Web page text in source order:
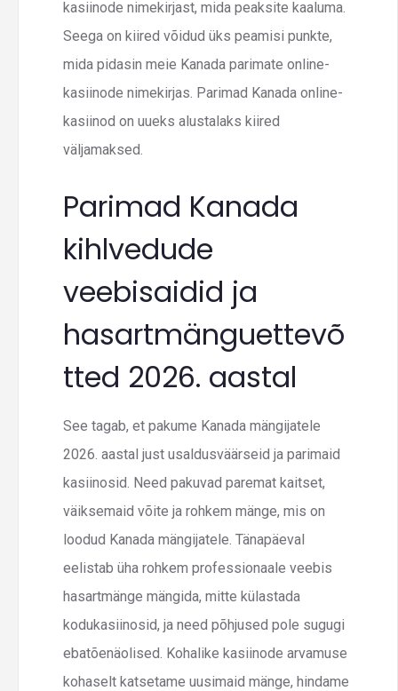
kasiinode nimekirjast, mida peaksite kaaluma.
Seega on kiired võidud üks peamisi punkte,
mida pidasin meie Kanada parimate online-
kasiinode nimekirjas. Parimad Kanada online-
kasiinod on uueks alustalaks kiired
väljamaksed.
Parimad Kanada
kihlvedude
veebisaidid ja
hasartmänguettevõ
tted 2026. aastal
See tagab, et pakume Kanada mängijatele
2026. aastal just usaldusväärseid ja parimaid
kasiinosid. Need pakuvad paremat kaitset,
väiksemaid võite ja rohkem mänge, mis on
loodud Kanada mängijatele. Tänapäeval
eelistab üha rohkem professionaale veebis
hasartmänge mängida, mitte külastada
kodukasiinosid, ja need põhjused pole sugugi
ebatõenäolised. Kohalike kasiinode arvamuse
kohaselt katsetame uusimaid mänge, hindame